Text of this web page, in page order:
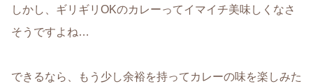
しかし、ギリギリOKのカレーってイマイチ美味しくなさ
そうですよね…
できるなら、もう少し余裕を持ってカレーの味を楽しみた